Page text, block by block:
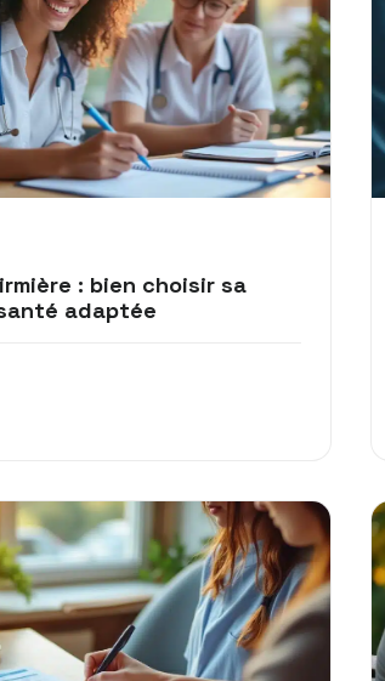
: bien choisir sa
adaptée